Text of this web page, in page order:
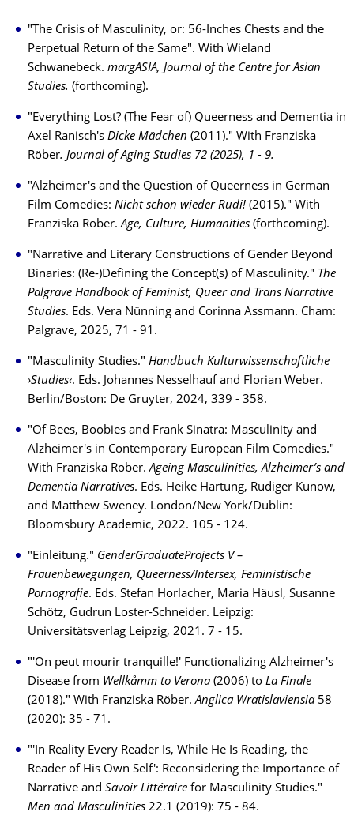
"The Crisis of Masculinity, or: 56-Inches Chests and the
Perpetual Return of the Same". With Wieland
Schwanebeck. margASIA, Journal of the Centre for Asian
Studies. (forthcoming).
"Everything Lost? (The Fear of) Queerness and Dementia in
Axel Ranisch's Dicke Mädchen (2011)." With Franziska
Röber. Journal of Aging Studies 72 (2025), 1 - 9.
"Alzheimer's and the Question of Queerness in German
Film Comedies: Nicht schon wieder Rudi! (2015)." With
Franziska Röber.Age, Culture, Humanities (forthcoming).
"Narrative and Literary Constructions of Gender Beyond
Binaries: (Re-)Defining the Concept(s) of Masculinity." The
Palgrave Handbook of Feminist, Queer and Trans Narrative
Studies. Eds. Vera Nünning and Corinna Assmann. Cham:
Palgrave, 2025, 71 - 91.
"Masculinity Studies." Handbuch Kulturwissenschaftliche
›Studies‹. Eds. Johannes Nesselhauf and Florian Weber.
Berlin/Boston: De Gruyter, 2024, 339 - 358.
"Of Bees, Boobies and Frank Sinatra: Masculinity and
Alzheimer's in Contemporary European Film Comedies."
With Franziska Röber.Ageing Masculinities, Alzheimer’s and
Dementia Narratives. Eds. Heike Hartung, Rüdiger Kunow,
and Matthew Sweney. London/New York/Dublin:
Bloomsbury Academic, 2022. 105 - 124.
"Einleitung." GenderGraduateProjects V –
Frauenbewegungen, Queerness/Intersex, Feministische
Pornografie. Eds. Stefan Horlacher, Maria Häusl, Susanne
Schötz, Gudrun Loster-Schneider. Leipzig:
Universitätsverlag Leipzig, 2021. 7 - 15.
"'On peut mourir tranquille!' Functionalizing Alzheimer's
Disease from Wellkåmm to Verona(2006) to La Finale
(2018)." With Franziska Röber.Anglica Wratislaviensia 58
(2020): 35 - 71.
"'In Reality Every Reader Is, While He Is Reading, the
Reader of His Own Self': Reconsidering the Importance of
Narrative and Savoir Littéraire for Masculinity Studies."
Men and Masculinities 22.1 (2019): 75 - 84.